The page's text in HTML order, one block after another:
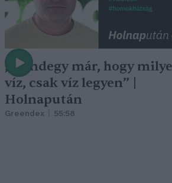
„Mindegy már, hogy
víz, csak víz legyen” |
Holnapután
Greendex 55:58